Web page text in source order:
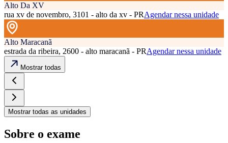
Alto Da XV
rua xv de novembro, 3101 - alto da xv - PRAgendar nessa unidade
Alto Maracanã
estrada da ribeira, 2600 - alto maracanã - PRAgendar nessa unidade
Mostrar todas
Mostrar todas as unidades
Sobre o exame